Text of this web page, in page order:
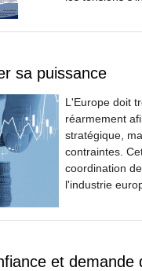
sa puissance
L'Europe doit
réarmement
stratégique,
contraintes.
coordination
l'industrie
et